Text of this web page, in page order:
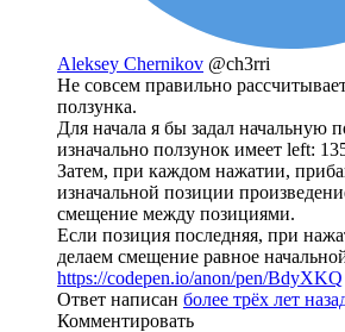
Aleksey Chernikov @ch3rri
Не совсем правильно
ползунка.
Для начала я бы задал начальную
изначально ползунок имеет left:
Затем, при каждом нажатии,
изначальной позиции
смещение между позициями.
Если позиция последняя, при
делаем смещение равное
https://codepen.io/anon/pen/BdyXKQ
Ответ написан более трёх лет
Комментировать